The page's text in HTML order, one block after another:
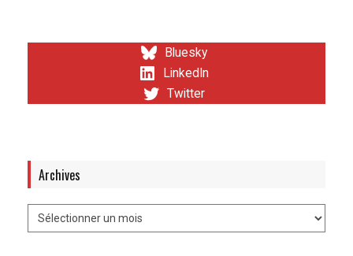
Bluesky
LinkedIn
Twitter
Archives